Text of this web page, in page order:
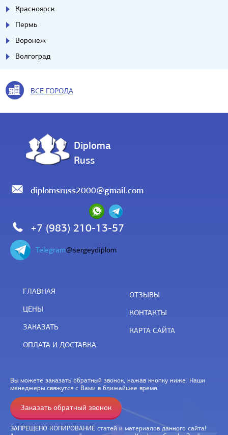
Красноярск
Пермь
Воронеж
Волгоград
ВСЕ ГОРОДА
Diploma
Russ
diplomsruss2000@gmail.com
+7 (983) 210-13-57
Telegram@sergeydiplom
ГЛАВНАЯ
ЦЕНЫ
ЗАКАЗАТЬ
ОПЛАТА И ДОСТАВКА
ОТЗЫВЫ
КОНТАКТЫ
КАРТА САЙТА
Вы можете заказать обратный звонок, нажав кнопку ниже. Наши
менеджеры свяжутся с Вами в ближайшее время.
Заказать обратный звонок
ЗАПРЕЩЕНО КОПИРОВАНИЕ статей и материалов данного сайта!